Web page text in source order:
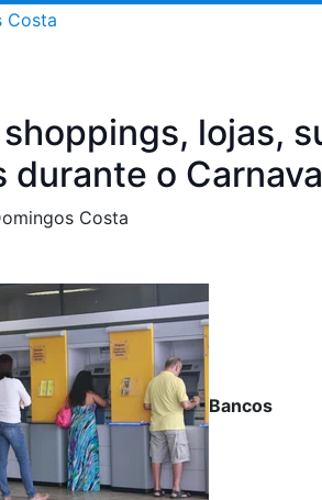
lojas,
durante o
Costa
Bancos